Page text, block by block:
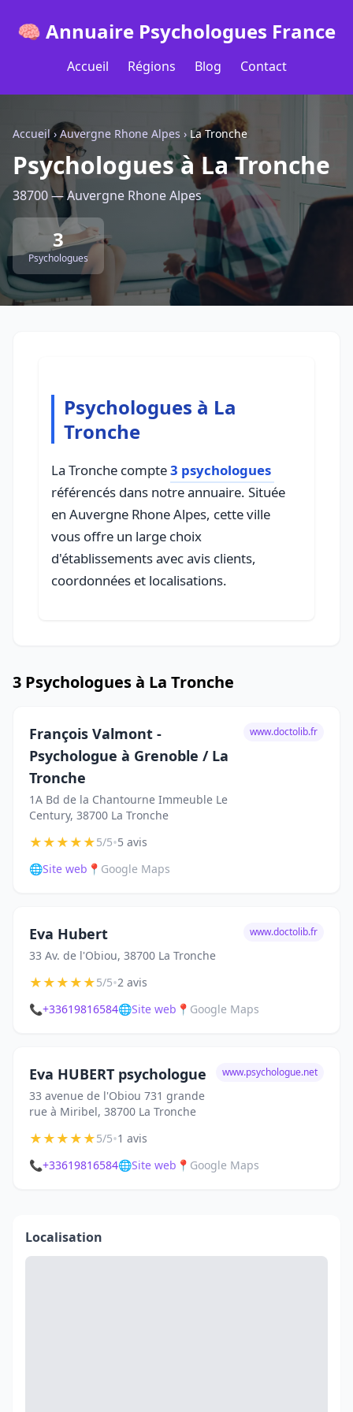
🧠 Annuaire Psychologues France
Accueil Régions Blog Contact
Accueil› Auvergne Rhone Alpes › La Tronche
Psychologues à La Tronche
38700 — Auvergne Rhone Alpes
3
Psychologues
Psychologues à La
Tronche
La Tronche compte3 psychologues
référencés dans notre annuaire. Située
en Auvergne Rhone Alpes, cette ville
vous offre un large choix
d'établissements avec avis clients,
coordonnées et localisations.
3 Psychologues à La Tronche
François Valmont -
Psychologue à Grenoble / La
Tronche
1A Bd de la Chantourne Immeuble Le
Century, 38700 La Tronche
www.doctolib.fr
★★★★★5/5•5 avis
🌐Site web 📍 Google Maps
Eva Hubert
33 Av. de l'Obiou, 38700 La Tronche
www.doctolib.fr
★★★★★5/5•2 avis
📞+33619816584🌐Site web 📍 Google Maps
Eva HUBERT psychologue
33 avenue de l'Obiou 731 grande
rue à Miribel, 38700 La Tronche
www.psychologue.net
★★★★★5/5•1 avis
📞+33619816584🌐Site web 📍 Google Maps
Localisation